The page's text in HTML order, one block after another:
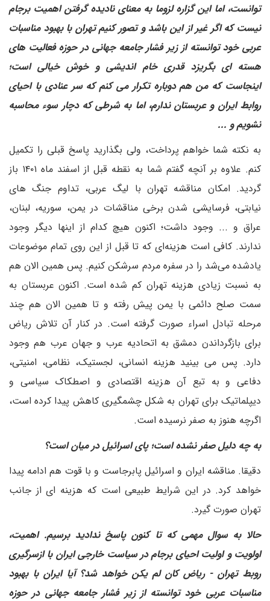
توانست، اما این گزاره لزوما به معنای نادیده گرفتن اهمیت برجام
نیست که اگر غیر از این باشد و تصور کنیم تهران با بهبود مناسبات
عربی خود توانسته از زیر فشار جامعه جهانی در حوزه فعالیت های
هسته ای بگریزد قدری خام اندیشی و خوش خیالی است؛
اینجاست که من هم دوباره تکرار می کنم که سر عنادی با احیای
روابط ایران و عربستان ندارم، اما به شرطی که دچار سوء محاسبه
نشویم و ...
به نکته شما خواهم پرداخت، ولی بگذارید پاسخ قبلی را تکمیل
کنم. علاوه بر آنچه گفتم شما به نقطه قبل از اسفند ماه ۱۴۰۱ باز
گردید. امکان مناقشه تهران با لیگ عربی، تداوم جنگ های
نیابتی، فرسایشی شدن برخی مناقشات در یمن، سوریه، لبنان،
عراق و ... وجود داشت؛ اکنون هیچ کدام از اینها دیگر وجود
ندارند. کافی است هزینه‌ای که تا قبل از این روی تمام موضوعات
یادشده می‌شد را در سفره مردم سرشکن کنیم. پس همین الان هم
به نسبت زیادی هزینه تهران کم شده است. اکنون عربستان به
سمت صلح دائمی با یمن پیش رفته و تا همین الان هم چند
مرحله تبادل اسراء صورت گرفته است. در کنار آن تلاش ریاض
برای بازگرداندن دمشق به اتحادیه عرب و جهان عرب هم وجود
دارد. پس می بینید هزینه انسانی، لجستیک، نظامی، امنیتی،
دفاعی و به تبع آن هزینه اقتصادی و اصطکاک سیاسی و
دیپلماتیک برای تهران به شکل چشمگیری کاهش پیدا کرده است،
اگرچه هنوز به صفر نرسیده است.
به چه دلیل صفر نشده است؛ پای اسرائیل در میان است؟
دقیقا. مناقشه ایران و اسرائیل پابرجاست و با قوت هم ادامه پیدا
خواهد کرد. در این شرایط طبیعی است که هزینه ای از جانب
تهران صورت گیرد.
حالا به سوال مهمی که تا کنون پاسخ ندادید برسیم. اهمیت،
اولویت و اولیت احیای برجام در سیاست خارجی ایران با ازسرگیری
روبط تهران - ریاض کان لم یکن خواهد شد؟ آیا ایران با بهبود
مناسبات عربی خود توانسته از زیر فشار جامعه جهانی در حوزه